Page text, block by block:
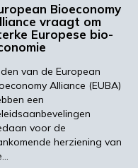
Bioeconomy
vraagt om
Europese bio-
van de European
Alliance (EUBA)
een
voor de
herziening van